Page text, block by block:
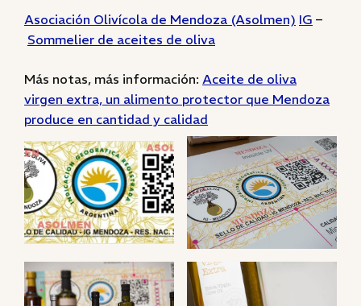
Asociación Olivícola de Mendoza (Asolmen) IG –
Sommelier de aceites de oliva
Más notas, más información: Aceite de oliva
virgen extra, un alimento protector que Mendoza
produce en cantidad y calidad